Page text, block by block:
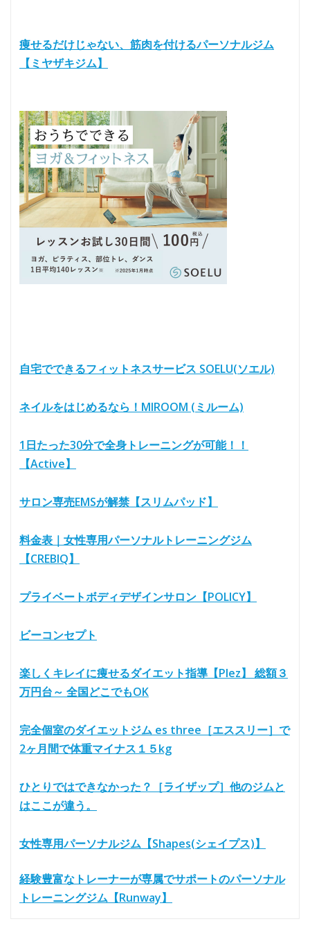
痩せるだけじゃない、筋肉を付けるパーソナルジム
【ミヤザキジム】
自宅でできるフィットネスサービス SOELU(ソエル)
ネイルをはじめるなら！MIROOM (ミルーム)
1日たった30分で全身トレーニングが可能！！
【Active】
サロン専売EMSが解禁【スリムパッド】
料金表｜女性専用パーソナルトレーニングジム
【CREBIQ】
プライベートボディデザインサロン【POLICY】
ビーコンセプト
楽しくキレイに痩せるダイエット指導【Plez】 総額３
万円台～ 全国どこでもOK
完全個室のダイエットジム es three［エススリー］で
2ヶ月間で体重マイナス１５kg
ひとりではできなかった？［ライザップ］他のジムと
はここが違う。
女性専用パーソナルジム【Shapes(シェイプス)】
経験豊富なトレーナーが専属でサポートのパーソナル
トレーニングジム【Runway】